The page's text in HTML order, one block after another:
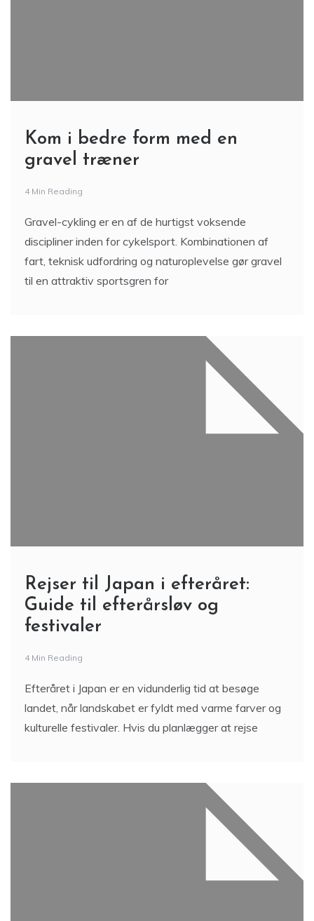
Kom i bedre form med en
gravel træner
4 Min Reading
Gravel-cykling er en af de hurtigst voksende
discipliner inden for cykelsport. Kombinationen af
fart, teknisk udfordring og naturoplevelse gør gravel
til en attraktiv sportsgren for
Rejser til Japan i efteråret:
Guide til efterårsløv og
festivaler
4 Min Reading
Efteråret i Japan er en vidunderlig tid at besøge
landet, når landskabet er fyldt med varme farver og
kulturelle festivaler. Hvis du planlægger at rejse